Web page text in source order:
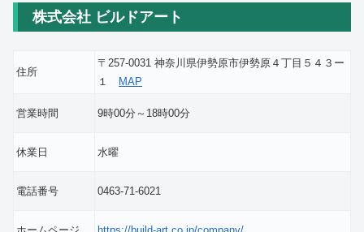
株式会社 ビルドアート
住所
〒257-0031 神奈川県伊勢原市伊勢原４丁目５４３ー
１
MAP
営業時間 9時00分～18時00分
休業日 水曜
電話番号 0463-71-6021